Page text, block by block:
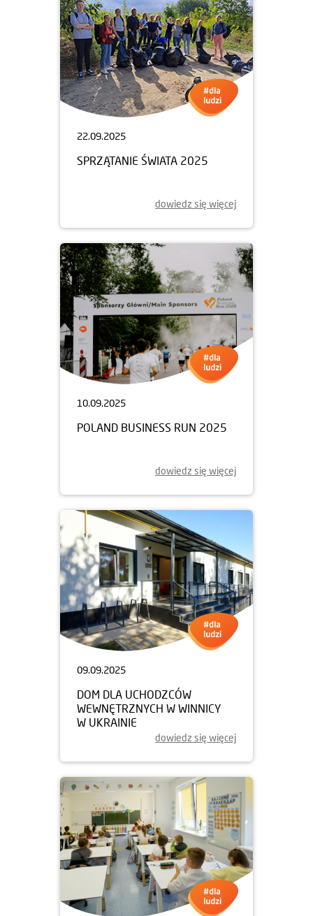
22.09.2025
SPRZĄTANIE ŚWIATA 2025
dowiedz się więcej
10.09.2025
POLAND BUSINESS RUN 2025
dowiedz się więcej
09.09.2025
DOM DLA UCHODZCÓW
WEWNĘTRZNYCH W WINNICY
W UKRAINIE
dowiedz się więcej